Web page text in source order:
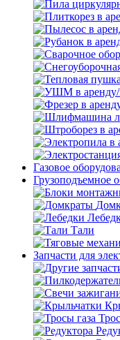
Газовое
Грузоподъемное
Тали
Запчасти для